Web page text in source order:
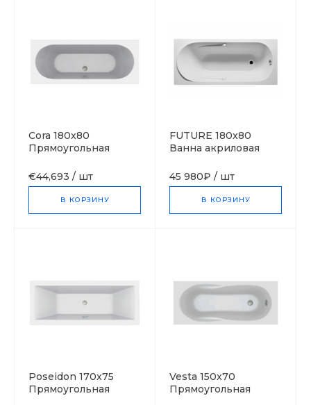
Cora 180x80
Прямоугольная
(Польша)
€44,693 / шт
В КОРЗИНУ
FUTURE 180x80
Ванна акриловая
Чехия
45 980₽ / шт
В КОРЗИНУ
Poseidon 170x75
Прямоугольная
Vesta 150x70
Прямоугольная